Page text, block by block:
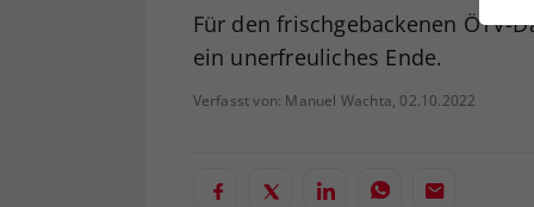
Für den frischgebackenen ÖTV-
ein unerfreuliches Ende.
Verfasst von: Manuel Wachta, 02.10.2022